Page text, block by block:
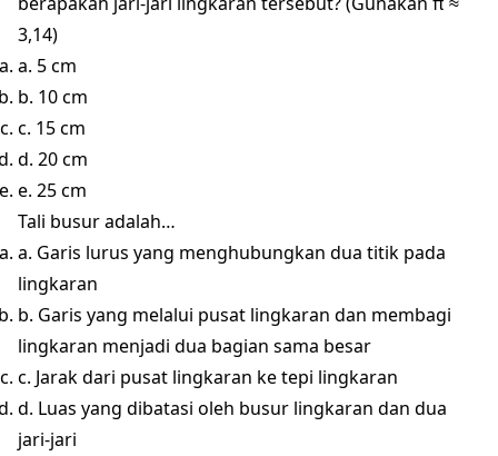
3,14)
a. 5 cm
b. 10 cm
c. 15 cm
d. 20 cm
e. 25 cm
Tali busur adalah…
a. Garis lurus yang menghubungkan dua titik pada
lingkaran
b. Garis yang melalui pusat lingkaran dan membagi
lingkaran menjadi dua bagian sama besar
c. Jarak dari pusat lingkaran ke tepi lingkaran
d. Luas yang dibatasi oleh busur lingkaran dan dua
jari-jari